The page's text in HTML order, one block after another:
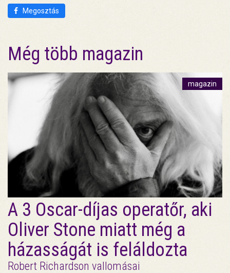
Megosztás
Még több magazin
magazin
A 3 Oscar-díjas operatőr, aki
Oliver Stone miatt még a
házasságát is feláldozta
Robert Richardson vallomásai